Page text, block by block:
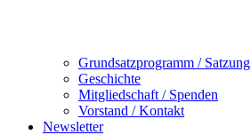
Grundsatzprogramm / Satzung
Geschichte
Mitgliedschaft / Spenden
Vorstand / Kontakt
Newsletter